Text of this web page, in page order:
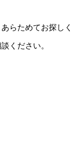
らためてお探しく
ください。